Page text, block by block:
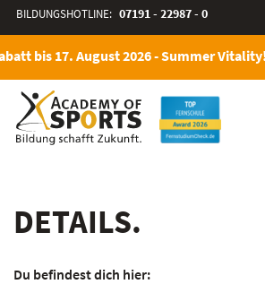
BILDUNGSHOTLINE: 07191 - 22987 - 0
bis 17. August 2026 - Summer Vitality!
DETAILS.
Du befindest dich hier: